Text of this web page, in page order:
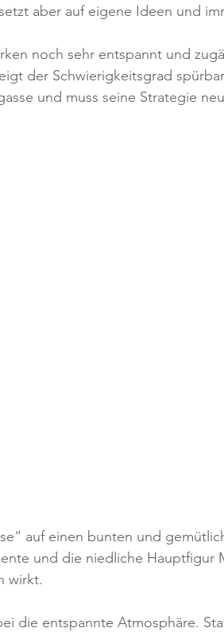
aber auf eigene Ideen und
noch sehr entspannt und
der Schwierigkeitsgrad
und muss seine Strategie
auf einen bunten und
und die niedliche Hauptfigur
wirkt.
die entspannte Atmosphäre.